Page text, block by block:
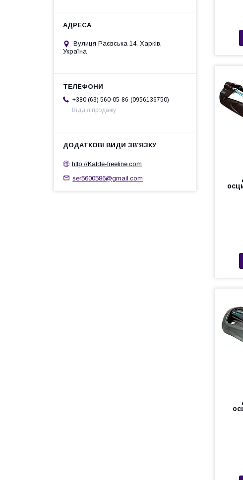
Вулиця Раєвська 14, Харків,
Україна
+380 (63) 560-05-86
0956136750
Відділ продажу
http://Kalde-freeline.com
ser5600586@gmail.com